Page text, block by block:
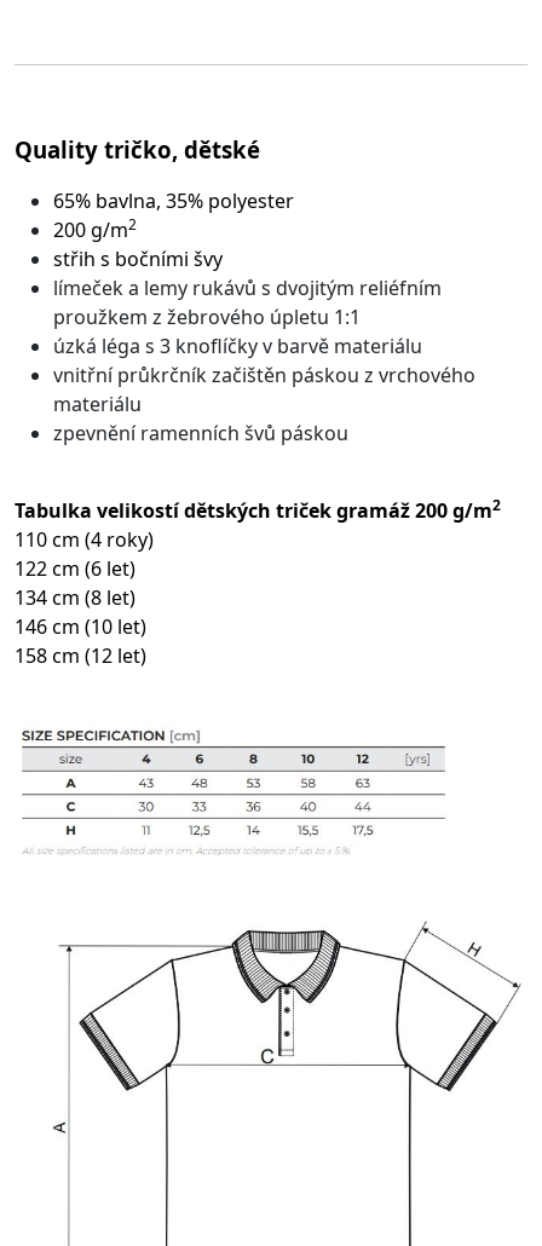
Quality tričko, dětské
65% bavlna, 35% polyester
200 g/m2
střih s bočními švy
límeček a lemy rukávů s dvojitým reliéfním
proužkem z žebrového úpletu 1:1
úzká léga s 3 knoflíčky v barvě materiálu
vnitřní průkrčník začištěn páskou z vrchového
materiálu
zpevnění ramenních švů páskou
Tabulka velikostí dětských triček gramáž 200 g/m2
110 cm (4 roky)
122 cm (6 let)
134 cm (8 let)
146 cm (10 let)
158 cm (12 let)